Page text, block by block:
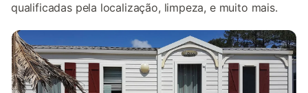
qualificadas pela localização, limpeza, e muito mais.